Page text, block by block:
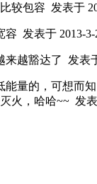
较包容 发表于
容 发表于 2013-3-
来越豁达了 发表
量的，可想而
火，哈哈~~ 发